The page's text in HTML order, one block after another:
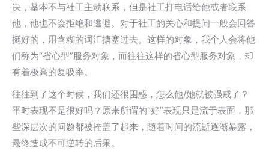
决，基本不与社工主动联系，但是社工打电话给他或者联系
他，他也不会拒绝和逃避。对于社工的关心和提问一般会回答
挺好的，用含糊的词汇搪塞过去。这样的对象，我个人会将他
们称为“省心型”服务对象，而往往这样的省心型服务对象，却
有着极高的复吸率。
往往到了这个时候，我们还很困惑，怎么他/她就被强戒了？
平时表现不是很好吗？原来所谓的“好”表现只是流于表面，那
些深层次的问题都被掩盖了起来，随着时间的流逝逐渐暴露，
最终造成不可逆转的后果。